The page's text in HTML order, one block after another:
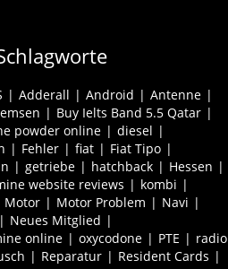
Adderall Android
Antenne
Buy Ielts Band 5.5 Qatar
powder online
diesel
Fehler fiat
Fiat Tipo
getriebe hatchback
Hessen
website reviews
kombi
Motor Motor Problem
Navi
Neues Mitglied
online
oxycodone PTE
radio
Reparatur
Resident Cards